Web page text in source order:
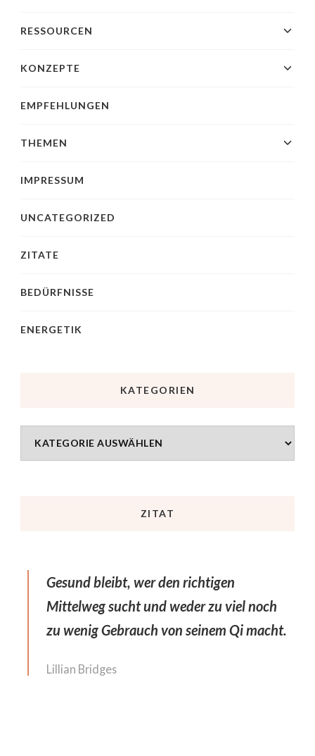
RESSOURCEN
KONZEPTE
EMPFEHLUNGEN
THEMEN
IMPRESSUM
UNCATEGORIZED
ZITATE
BEDÜRFNISSE
ENERGETIK
KATEGORIEN
ZITAT
Gesund bleibt, wer den richtigen
Mittelweg sucht und weder zu viel noch
zu wenig Gebrauch von seinem Qi macht.
Lillian Bridges